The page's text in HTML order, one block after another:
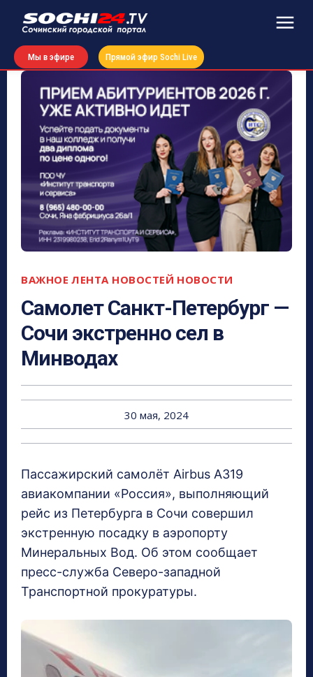
Мы в эфире Прямой эфир Sochi Live
ВАЖНОЕ ЛЕНТА НОВОСТЕЙ НОВОСТИ
Самолет Санкт-Петербург —
Сочи экстренно сел в
Минводах
30 мая, 2024
Пассажирский самолёт Airbus A319
авиакомпании «Россия», выполняющий
рейс из Петербурга в Сочи совершил
экстренную посадку в аэропорту
Минеральных Вод. Об этом сообщает
пресс-служба Северо-западной
Транспортной прокуратуры.